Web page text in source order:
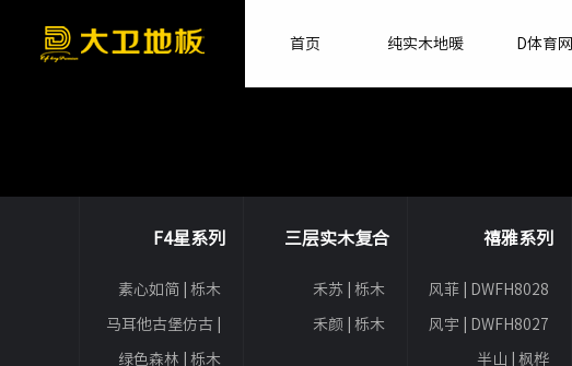
首页 纯实木地暖 D体育网
F4星系列
素心如简 | 栎木
马耳他古堡仿古 |
绿色森林 | 栎木
三层实木复合
禾苏 | 栎木
禾颜 | 栎木
禧雅系列
风菲 | DWFH8028
风宇 | DWFH8027
半山 | 枫桦